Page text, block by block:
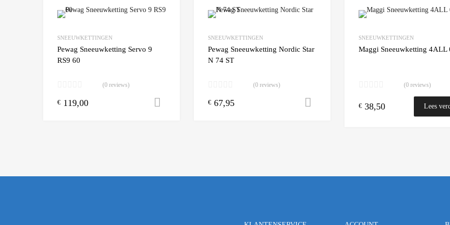
Add to Wishlist
SNEEUWKETTINGEN
Pewag Sneeuwketting Servo 9
RS9 60
(0 reviews)
€ 119,00 Toevoegen aan winkelwagen
Add to Wishlist
SNEEUWKETTINGEN
Pewag Sneeuwketting Nordic Star
N 74 ST
(0 reviews)
€ 67,95 Toevoegen aan winkelwagen
SNEEUWKETTINGEN
Maggi Sneeuwketting 4ALL
(0 reviews)
€ 38,50 Lees